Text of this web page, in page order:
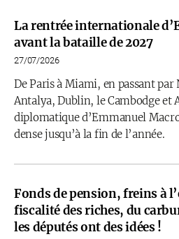
La rentrée internationale
avant la bataille de 2027
27/07/2026
De Paris à Miami, en passant
Antalya, Dublin, le Cambodge et
diplomatique d’Emmanuel
dense jusqu’à la fin de l’année.
Fonds de pension, freins à
fiscalité des riches, du
les députés ont des idées !